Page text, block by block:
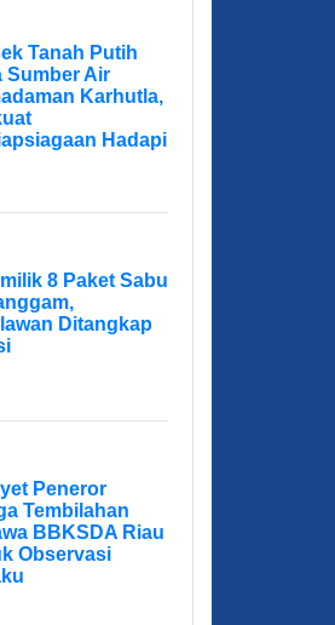
Tanah Putih
Sumber Air
Karhutla,
Hadapi
8 Paket Sabu
Ditangkap
Peneror
Tembilahan
BBKSDA Riau
Observasi